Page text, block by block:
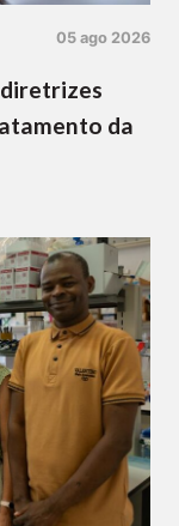
05 ago 2026
da